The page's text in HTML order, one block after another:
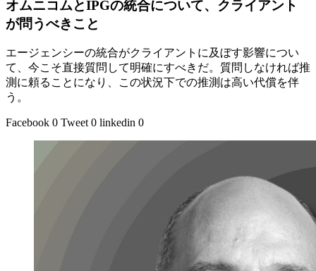
オムニコムとIPGの統合について、クライアント
が問うべきこと
エージェンシーの統合がクライアントに及ぼす影響につい
て、今こそ直接質問して明確にすべきだ。質問しなければ推
測に頼ることになり、この状況下での推測は高い代償を伴
う。
Facebook 0 Tweet 0 linkedin 0